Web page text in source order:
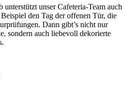
unterstützt unser Cafeteria-Team auch
den Tag der offenen Tür, die
Dann gibt’s nicht nur
sondern auch liebevoll dekorierte